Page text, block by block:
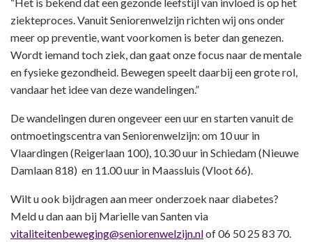
ziekteproces. Vanuit Seniorenwelzijn richten wij ons onder
meer op preventie, want voorkomen is beter dan genezen.
Wordt iemand toch ziek, dan gaat onze focus naar de mentale
en fysieke gezondheid. Bewegen speelt daarbij een grote rol,
vandaar het idee van deze wandelingen.”
De wandelingen duren ongeveer een uur en starten vanuit de
ontmoetingscentra van Seniorenwelzijn: om 10 uur in
Vlaardingen (Reigerlaan 100), 10.30 uur in Schiedam (Nieuwe
Damlaan 818) en 11.00 uur in Maassluis (Vloot 66).
Wilt u ook bijdragen aan meer onderzoek naar diabetes?
Meld u dan aan bij Marielle van Santen via
vitaliteitenbeweging@seniorenwelzijn.nlof 06 50 25 83 70.